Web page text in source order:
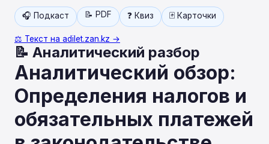
🎧 Подкаст 📝 PDF ❓ Квиз 🃏 Карточки
⚖️ Текст на adilet.zan.kz →
📝 Аналитический разбор
Аналитический обзор:
Определения налогов и
обязательных платежей